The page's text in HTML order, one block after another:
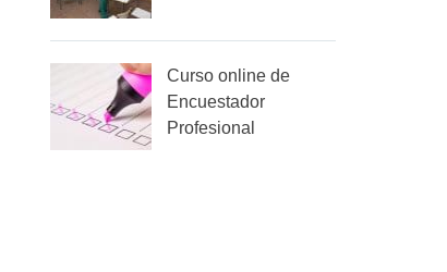
Curso online de
Encuestador
Profesional